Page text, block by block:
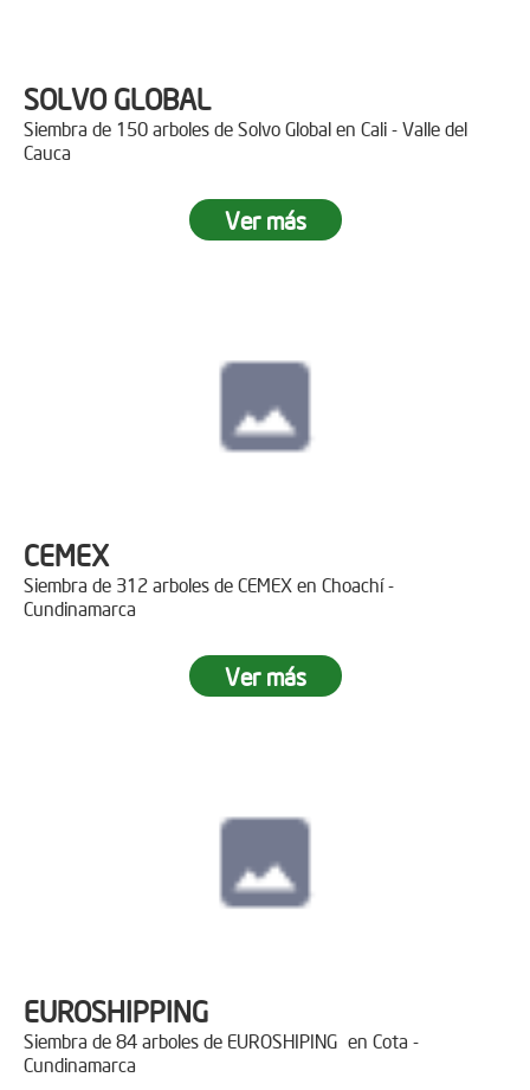
SOLVO GLOBAL
Siembra de 150 arboles de Solvo Global en Cali - Valle del
Cauca
Ver más
CEMEX
Siembra de 312 arboles de CEMEX en Choachí -
Cundinamarca
Ver más
EUROSHIPPING
Siembra de 84 arboles de EUROSHIPING en Cota -
Cundinamarca